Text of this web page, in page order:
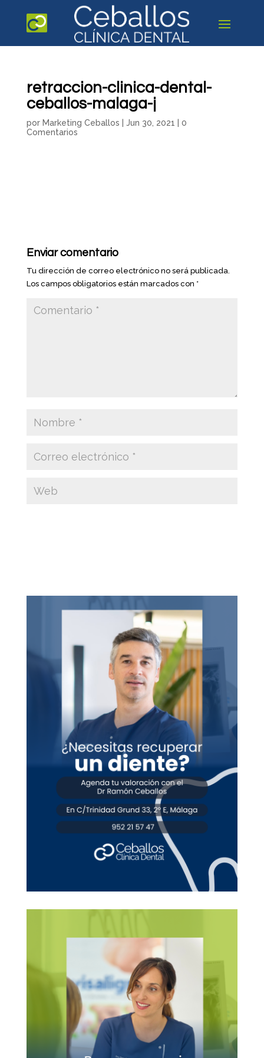
retraccion-clinica-dental-
ceballos-malaga-j
por Marketing Ceballos Jun 30, 2021
0
Comentarios
Enviar comentario
Tu dirección de correo electrónico no será publicada.
Los campos obligatorios están marcados con *